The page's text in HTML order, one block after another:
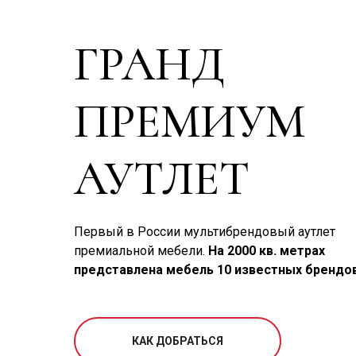
ГРАНД
ПРЕМИУМ
АУТЛЕТ
Первый в России мультибрендовый аутлет
премиальной мебели. На 2000 кв. метрах
представлена мебель 10 известных
КАК ДОБРАТЬСЯ